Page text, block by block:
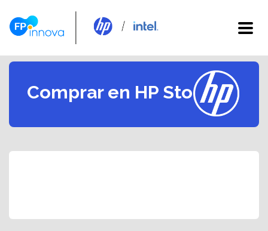
Comprar en HP Store